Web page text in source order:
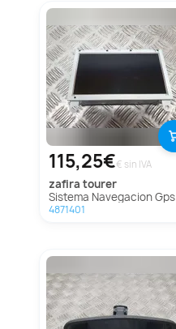
115,25€€ sin IVA
zafira tourer
Sistema Navegacion Gps Para Opel Zafira Tourer
4871401